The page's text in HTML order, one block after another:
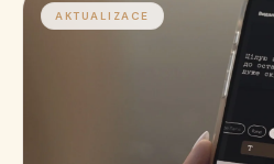
AKTUALIZACE